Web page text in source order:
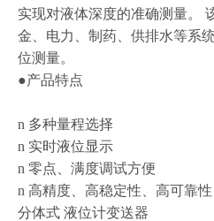
实现对液体深度的准确测量。
金、电力、制药、供排水等系
位测量。
●产
n 多种量程选择
n 实时液位显示
n 零点、满度调试方便
n 高精度、高稳定性、高可靠性
分体式 液位计变送器